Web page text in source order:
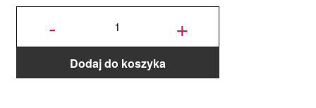
-
ilość
- Chłopiec w
dekoracyjnej +
Dodaj do koszyka